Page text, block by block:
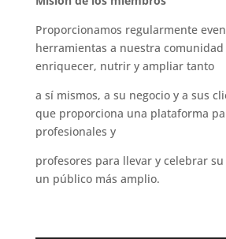
Proporcionamos regularmente
herramientas a nuestra
enriquecer, nutrir y ampliar tanto
a sí mismos, a su negocio y a sus
que proporciona una plataforma
profesionales y
profesores para llevar y celebrar
un público más amplio.